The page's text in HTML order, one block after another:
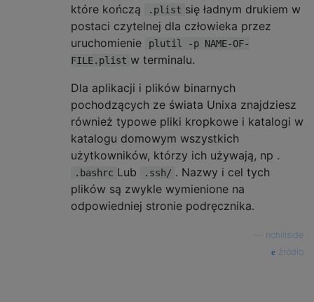
które kończą
.plist się ładnym drukiem w
postaci czytelnej dla człowieka przez
uruchomienie
plutil -p NAME-OF-
FILE.plist w terminalu.
Dla aplikacji i plików binarnych
pochodzących ze świata Unixa znajdziesz
również typowe pliki kropkowe i katalogi w
katalogu domowym wszystkich
użytkowników, którzy ich używają, np .
.bashrc Lub .ssh/ . Nazwy i cel tych
plików są zwykle wymienione na
odpowiedniej stronie podręcznika.
nohillside
źródło